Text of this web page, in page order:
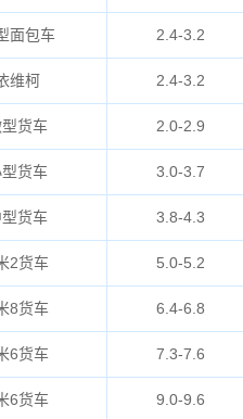
面包车 2.4-3.2
维柯 2.4-3.2
货车 2.0-2.9
货车 3.0-3.7
型货车 3.8-4.3
2货车 5.0-5.2
8货车 6.4-6.8
6货车 7.3-7.6
6货车 9.0-9.6